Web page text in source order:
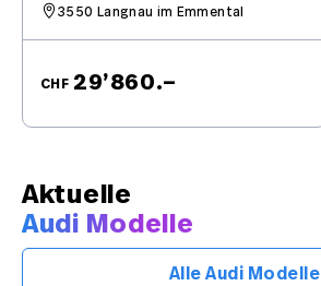
3550 Langnau im Emmental
CHF 29’860.–
Aktuelle
Audi Modelle
Alle Audi Modelle